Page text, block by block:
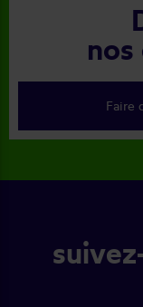
nos
Faire